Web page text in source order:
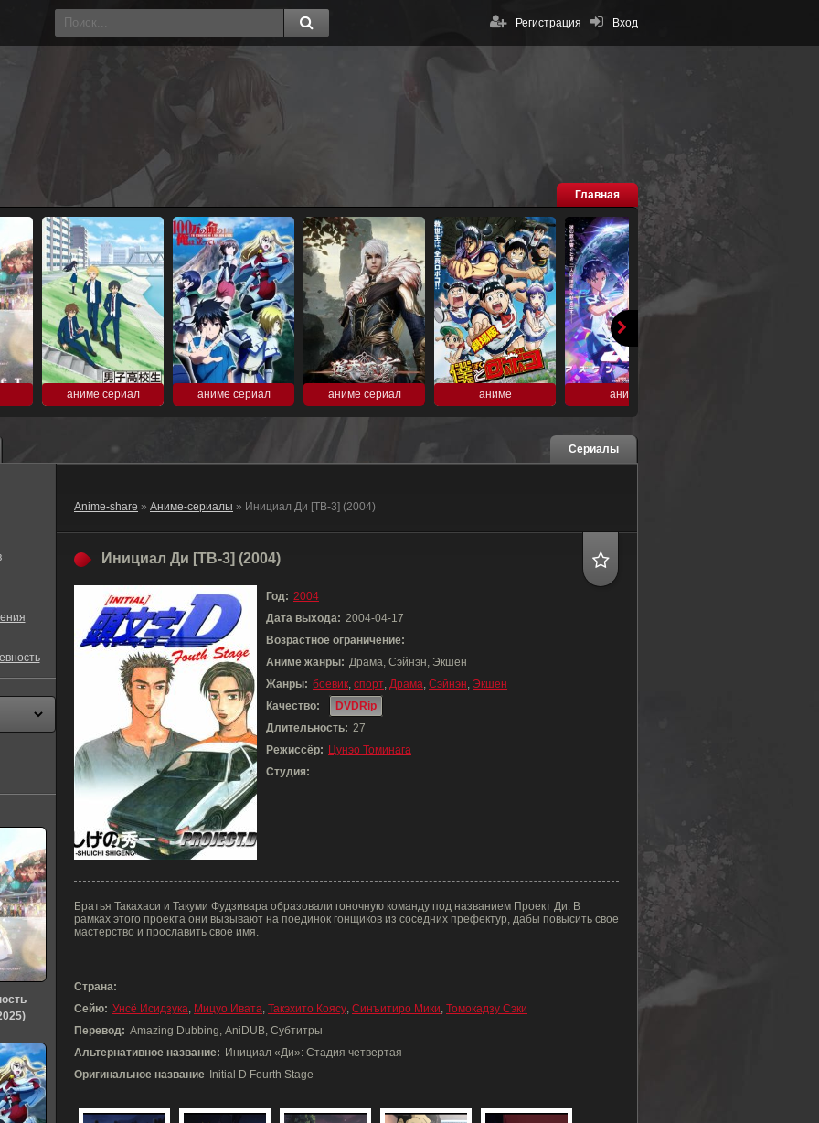
Вход
Регистрация
Главная
аниме сериал аниме сериал аниме сериал аниме аниме
Сериалы
Anime-share » Аниме-сериалы » Инициал Ди [ТВ-3] (2004)
Инициал Ди [ТВ-3] (2004)
Год: 2004
Дата выхода: 2004-04-17
Возрастное ограничение:
Аниме жанры: Драма, Сэйнэн, Экшен
Жанры: боевик, спорт, Драма, Сэйнэн, Экшен
Качество:
DVDRip
Длительность: 27
Режиссёр: Цунэо Томинага
Студия:
Братья Такахаси и Такуми Фудзивара образовали гоночную команду под названием Проект Ди. В
рамках этого проекта они вызывают на поединок гонщиков из соседних префектур, дабы повысить свое
мастерство и прославить свое имя.
Страна:
Сейю: Унсё Исидзука, Мицуо Ивата, Такэхито Коясу, Синъитиро Мики, Томокадзу Сэки
Перевод: Amazing Dubbing, AniDUB, Субтитры
Альтернативное название: Инициал «Ди»: Стадия четвертая
Оригинальное название Initial D Fourth Stage